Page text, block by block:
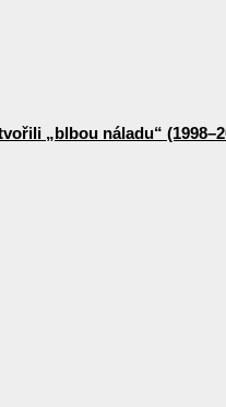
„blbou náladu“